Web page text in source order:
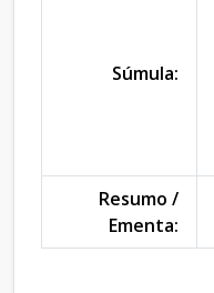
Súmula:
Resumo /
Ementa: